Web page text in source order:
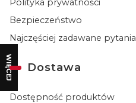
WIĘCEJ
Polityka prywatności
Bezpieczeństwo
Najczęściej zadawane pytania
Dostawa
Dostępność produktów